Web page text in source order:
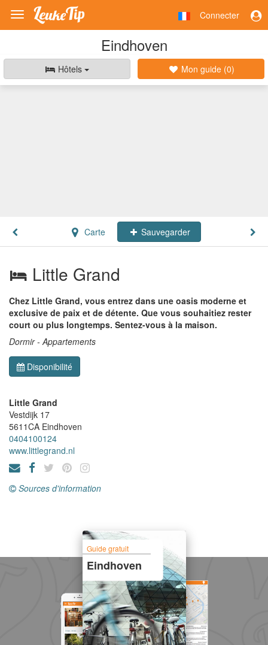
Toggle
navigation
Connecter
Eindhoven
Hôtels Mon guide (0)
Carte Sauvegarder
Little Grand
Chez Little Grand, vous entrez dans une oasis moderne et
exclusive de paix et de détente. Que vous souhaitiez rester
court ou plus longtemps. Sentez-vous à la maison.
Dormir - Appartements
Disponibilité
Little Grand
Vestdijk 17
5611CA Eindhoven
0404100124
www.littlegrand.nl
Sources d'information
Guide gratuit
Eindhoven